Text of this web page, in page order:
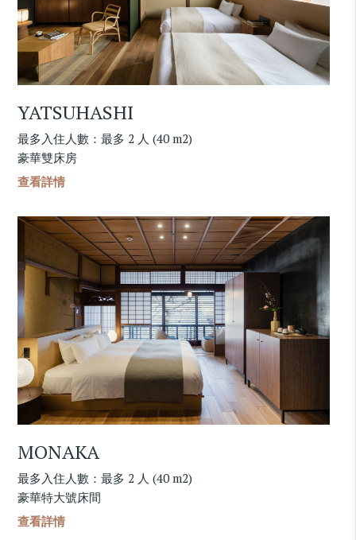
YATSUHASHI
最多入住人數：最多 2 人 (40 m2)
豪華雙床房
查看詳情
MONAKA
最多入住人數：最多 2 人 (40 m2)
豪華特大號床間
查看詳情